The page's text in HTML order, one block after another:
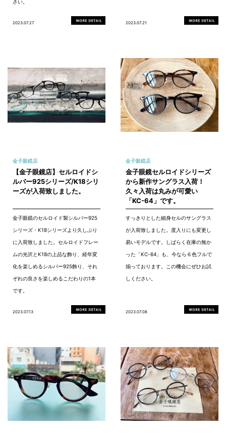
さい。
2023.07.27 2023.07.21
金子眼鏡店
【金子眼鏡店】セルロイドシ
ルバー925シリーズ/K18シリ
ーズが入荷致しました。
金子眼鏡のセルロイド製シルバー925
シリーズ・K18シリーズより久しぶり
に入荷致しました。セルロイドフレー
ムの光沢とK18の上品な飾り、経年変
化を楽しめるシルバー925飾り、それ
ぞれの良さを楽しめるこだわりの1本
です。
2023.07.13
金子眼鏡店
金子眼鏡セルロイドシリーズ
から新作サングラス入荷！
久々入荷は丸みが可愛い
「KC-64」です。
すっきりとした細身セルのサングラス
が入荷致しました。度入りにも変更し
易いモデルです。しばらく在庫の無か
った「KC-64」も、今なら６色フルで
揃っております。この機会にぜひお試
しください。
2023.07.08